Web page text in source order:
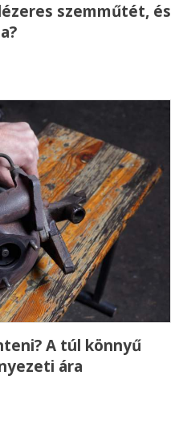
szemműtét, és
A túl könnyű
ára